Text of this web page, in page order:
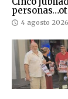
4 agosto 2026